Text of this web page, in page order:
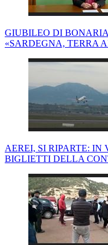
GIUBILEO DI
«SARDEGNA, TERRA
AEREI, SI RIPARTE: IN
BIGLIETTI DELLA